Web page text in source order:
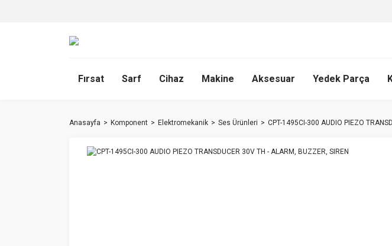
Fırsat Sarf Cihaz Makine Aksesuar Yedek Parça
Anasayfa Komponent Elektromekanik Ses Ürünleri CPT-1495CI-300 AUDIO PIEZO